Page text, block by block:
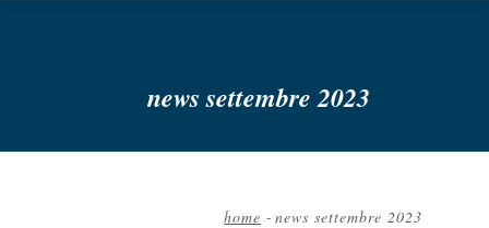
news settembre 2023
home - news settembre 2023